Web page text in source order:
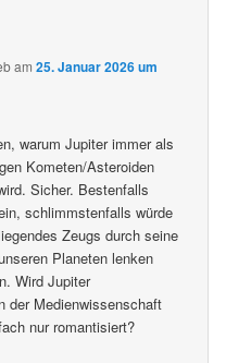
am25. Januar 2026 um
warum Jupiter immer als
Kometen/Asteroiden
Sicher. Bestenfalls
schlimmstenfalls würde
Zeugs durch seine
Planeten lenken
Wird Jupiter
der Medienwissenschaft
nur romantisiert?